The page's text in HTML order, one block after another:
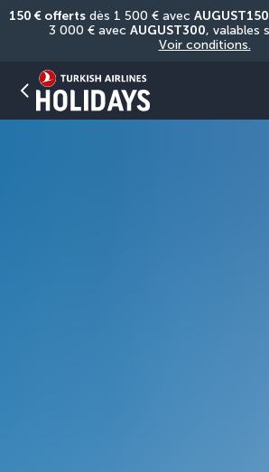
150 € offerts dès 1 500 € avec AUGUST150
3 000 € avec AUGUST300
Voir conditions.